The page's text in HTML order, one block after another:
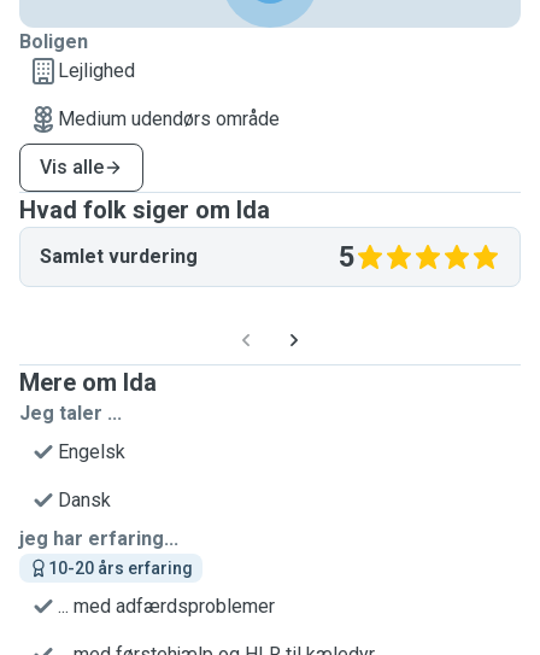
Boligen
Lejlighed
Medium udendørs område
Vis alle
Hvad folk siger om Ida
Samlet vurdering 5
Mere om Ida
Jeg taler ...
Engelsk
Dansk
jeg har erfaring...
10-20 års erfaring
... med adfærdsproblemer